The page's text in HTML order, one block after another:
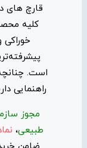
قارچ های
کلیه
خوراکی
است.
راهنمایی
مجوز
طبیعی،